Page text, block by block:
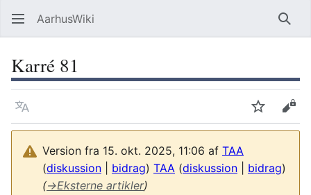
AarhusWiki Søg
Karré 81
Sprog OvervågVis
Version fra 15. okt. 2025, 11:06 af TAA
(diskussion bidrag) TAA (diskussion bidrag)
(→Eksterne artikler)